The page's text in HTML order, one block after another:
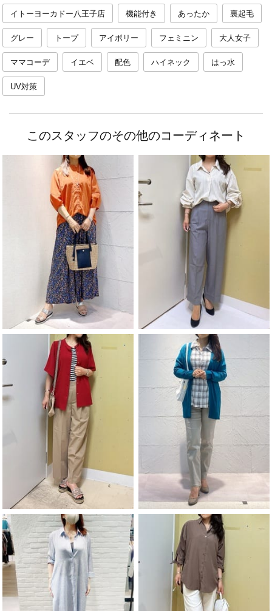
イトーヨーカドー八王子店 機能付き あったか 裏起毛
グレー トープ アイボリー フェミニン 大人女子
ママコーデ イエベ 配色 ハイネック はっ水
UV対策
このスタッフのその他のコーディネート